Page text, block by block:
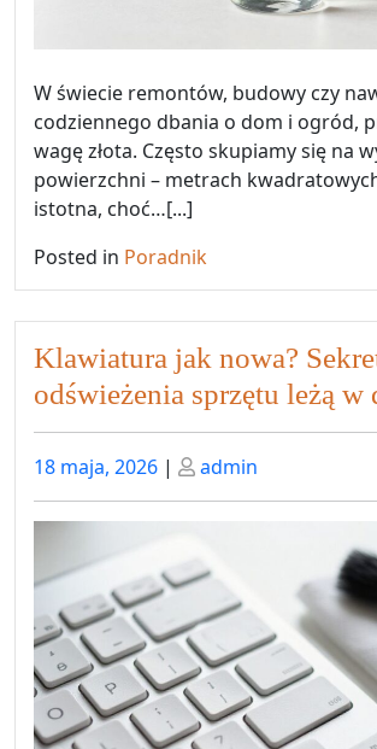
W świecie remontów, budowy czy
codziennego dbania o dom i ogród,
wagę złota. Często skupiamy się na
powierzchni – metrach
istotna, choć…[...]
Posted in Poradnik
Klawiatura jak nowa?
odświeżenia sprzętu leżą w
Posted
on
18 maja, 2026 | Posted
on
admin